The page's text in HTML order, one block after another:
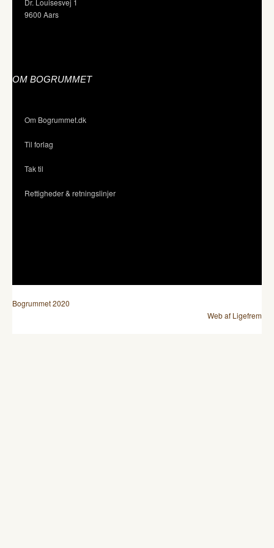
Dr. Louisesvej 1
9600 Aars
OM BOGRUMMET
Om Bogrummet.dk
Til forlag
Tak til
Rettigheder & retningslinjer
Bogrummet 2020
Web af Ligefrem